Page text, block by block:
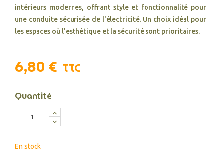
intérieurs modernes, offrant style et fonctionnalité pour
une conduite sécurisée de l'électricité. Un choix idéal pour
les espaces où l'esthétique et la sécurité sont prioritaires.
6,80 € TTC
Quantité
En stock